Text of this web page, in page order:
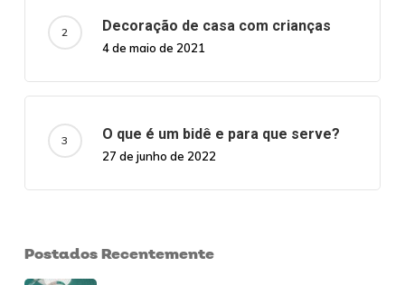
Decoração de casa com crianças
4 de maio de 2021
O que é um bidê e para que serve?
27 de junho de 2022
Postados Recentemente